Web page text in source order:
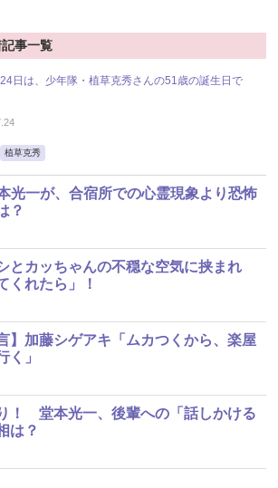
事一覧
日は、少年隊・植草克秀さんの51歳の誕生日で
植草克秀
光一が、合宿所での心霊現象より恐怖
？
とカッちゃんの不穏な空気に挟まれ
くれたら」！
】加藤シゲアキ「ムカつくから、楽屋
く」
！ 堂本光一、後輩への「話しかける
は？